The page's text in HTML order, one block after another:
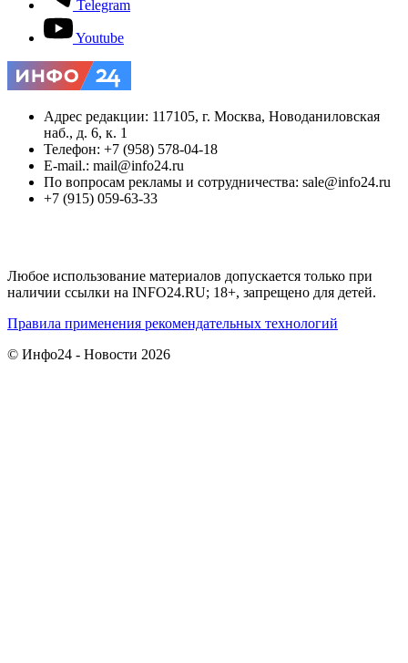
Telegram
Youtube
Адрес редакции: 117105, г. Москва, Новоданиловская
наб., д. 6, к. 1
Телефон: +7 (958) 578-04-18
E-mail.: mail@info24.ru
По вопросам рекламы и сотрудничества: sale@info24.ru
+7 (915) 059-63-33
Любое использование материалов допускается только при
наличии ссылки на INFO24.RU; 18+, запрещено для детей.
Правила применения рекомендательных технологий
© Инфо24 - Новости 2026